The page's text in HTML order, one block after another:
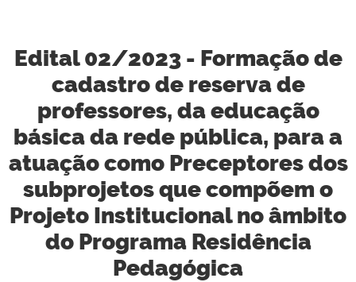
Edital 02/2023 - Formação de
cadastro de reserva de
professores, da educação
básica da rede pública, para a
atuação como Preceptores dos
subprojetos que compõem o
Projeto Institucional no âmbito
do Programa Residência
Pedagógica